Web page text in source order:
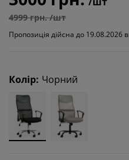
4999 грн. /шт
Пропозиція дійсна до 19.08.2026
Колір: Чорний